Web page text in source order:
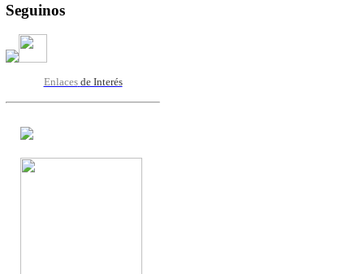
Seguinos
Enlaces de Interés